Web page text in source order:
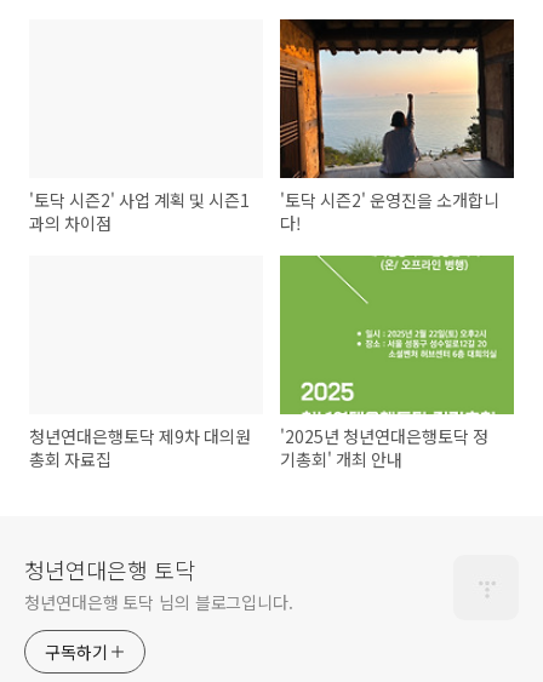
'토닥 시즌2' 사업 계획 및 시즌1
과의 차이점
'토닥 시즌2' 운영진을 소개합니
다!
청년연대은행토닥 제9차 대의원
총회 자료집
'2025년 청년연대은행토닥 정
기총회' 개최 안내
청년연대은행 토닥
청년연대은행 토닥 님의 블로그입니다.
구독하기